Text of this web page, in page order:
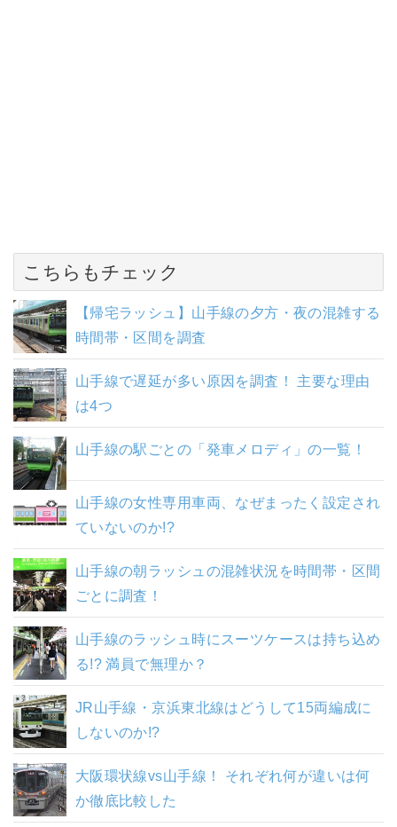
こちらもチェック
【帰宅ラッシュ】山手線の夕方・夜の混雑する
時間帯・区間を調査
山手線で遅延が多い原因を調査！ 主要な理由
は4つ
山手線の駅ごとの「発車メロディ」の一覧！
山手線の女性専用車両、なぜまったく設定され
ていないのか!?
山手線の朝ラッシュの混雑状況を時間帯・区間
ごとに調査！
山手線のラッシュ時にスーツケースは持ち込め
る!? 満員で無理か？
JR山手線・京浜東北線はどうして15両編成に
しないのか!?
大阪環状線vs山手線！ それぞれ何が違いは何
か徹底比較した